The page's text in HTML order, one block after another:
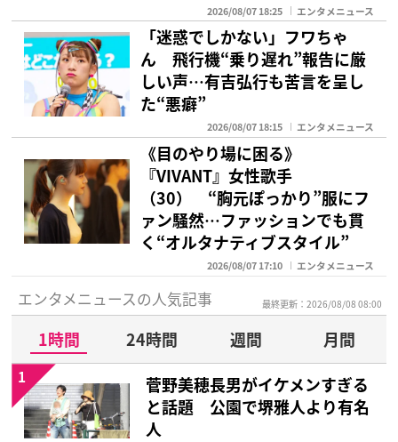
2026/08/07 18:25 エンタメニュース
「迷惑でしかない」フワちゃ
ん 飛行機“乗り遅れ”報告に厳
しい声…有吉弘行も苦言を呈し
た“悪癖”
2026/08/07 18:15 エンタメニュース
《目のやり場に困る》
『VIVANT』女性歌手
（30） “胸元ぽっかり”服にフ
ァン騒然…ファッションでも貫
く“オルタナティブスタイル”
2026/08/07 17:10 エンタメニュース
エンタメニュースの人気記事 最終更新：2026/08/08 08:00
1時間 24時間 週間
月間
菅野美穂長男がイケメンすぎる
と話題 公園で堺雅人より有名
人
1